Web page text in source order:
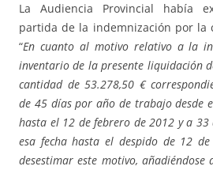
La Audiencia Provincial había
partida de la indemnización por la
“En cuanto al motivo relativo a la
inventario de la presente liquidación
cantidad de 53.278,50 €
de 45 días por año de trabajo desde
hasta el 12 de febrero de 2012 y a
esa fecha hasta el despido de 12
desestimar este motivo,